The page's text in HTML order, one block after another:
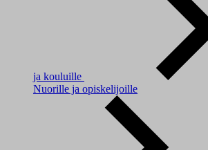
ja kouluille
Nuorille ja opiskelijoille